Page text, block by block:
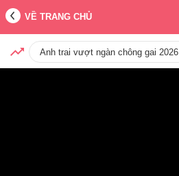
VỀ TRANG CHỦ
Anh trai vượt ngàn chông gai 2026